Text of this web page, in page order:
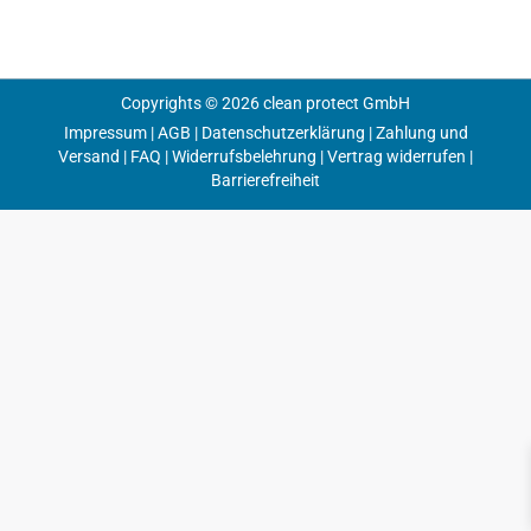
Copyrights © 2026 clean protect GmbH
Impressum|AGB | Datenschutzerklärung |Zahlung und
Versand | FAQ |Widerrufsbelehrung |Vertrag widerrufen |
Barrierefreiheit